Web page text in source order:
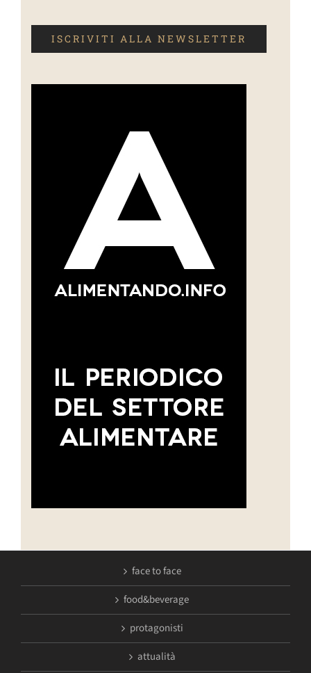
ISCRIVITI ALLA NEWSLETTER
face to face
food&beverage
protagonisti
attualità